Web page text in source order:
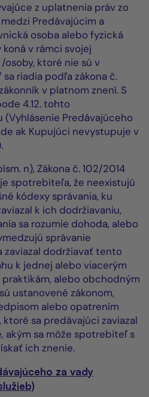
z uplatnenia práv zo
Predávajúcim a
osoba alebo fyzická
v rámci svojej
ktoré nie sú v
riadia podľa zákona č.
v platnom znení. S
4.12. tohto
(Vyhlásenie Predávajúceho
ak Kupujúci nevystupuje v
n), Zákona č. 102/2014
spotrebiteľa, že neexistujú
kódexy správania, ku
k ich dodržiavaniu,
sa rozumie dohoda, alebo
správanie
zaviazal dodržiavať tento
k jednej alebo viacerým
alebo obchodným
ustanovené zákonom,
alebo opatrením
sa predávajúci zaviazal
akým sa môže spotrebiteľ s
ich znenie.
za vady